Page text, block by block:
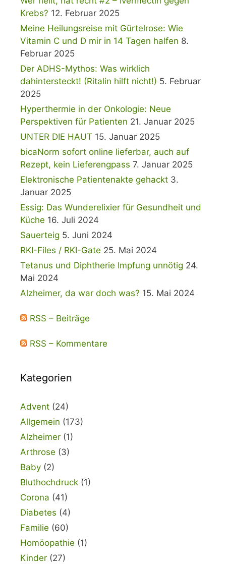
Krebs? 12. Februar 2025
Meine Heilungsreise mit Gürtelrose: Wie
Vitamin C und D mir in 14 Tagen halfen 8.
Februar 2025
Der ADHS-Mythos: Was wirklich
dahintersteckt! (Ritalin hilft nicht!) 5. Februar
2025
Hyperthermie in der Onkologie: Neue
Perspektiven für Patienten 21. Januar 2025
UNTER DIE HAUT 15. Januar 2025
bicaNorm sofort online lieferbar, auch auf
Rezept, kein Lieferengpass 7. Januar 2025
Elektronische Patientenakte gehackt 3.
Januar 2025
Essig: Das Wunderelixier für Gesundheit und
Küche 16. Juli 2024
Sauerteig 5. Juni 2024
RKI-Files / RKI-Gate 25. Mai 2024
Tetanus und Diphtherie Impfung unnötig 24.
Mai 2024
Alzheimer, da war doch was? 15. Mai 2024
RSS – Beiträge
RSS – Kommentare
Kategorien
Advent (24)
Allgemein (173)
Alzheimer (1)
Arthrose (3)
Baby (2)
Bluthochdruck (1)
Corona (41)
Diabetes (4)
Familie (60)
Homöopathie (1)
Kinder (27)